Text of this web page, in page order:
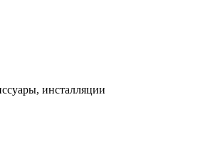
инсталляции